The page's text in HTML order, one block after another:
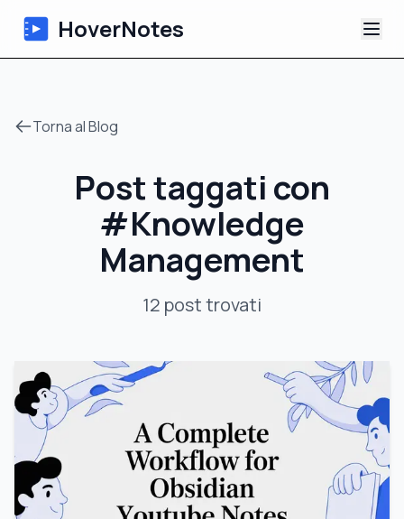
HoverNotes
Appunti Video IA
Tutorial
Chi siamo
Torna al Blog
Post taggati con
#Knowledge
Management
12 posttrovati